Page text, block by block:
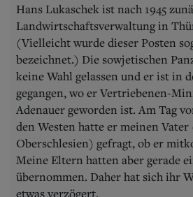
Hans Lukaschek ist nach 1945
Landwirtschaftsverwaltung in
(Vielleicht wurde dieser Posten
bezeichnet.) Die sowjetischen
keine Wahl gelassen und er ist in
gegangen, wo er Vertriebenen-
Adenauer geworden ist. Am Tag
den Westen hatte er meinen Vater
Oberschlesien) gefragt, ob er
Meine Eltern hatten aber gerade
übernommen. Daher hat sich ihr
etwas verzögert.